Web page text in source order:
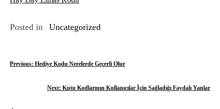
Posted in Uncategorized
Y
Previous: Hediye Kodu Nerelerde Geçerli Olur
Next: Kutu Kodlarının Kullanıcılar İçin Sağladığı Faydalı Yanlar